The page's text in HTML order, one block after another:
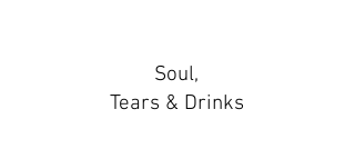
Soul,
Tears & Drinks